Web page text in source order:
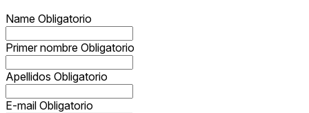
Name Obligatorio
Primer nombre Obligatorio
Apellidos Obligatorio
E-mail Obligatorio